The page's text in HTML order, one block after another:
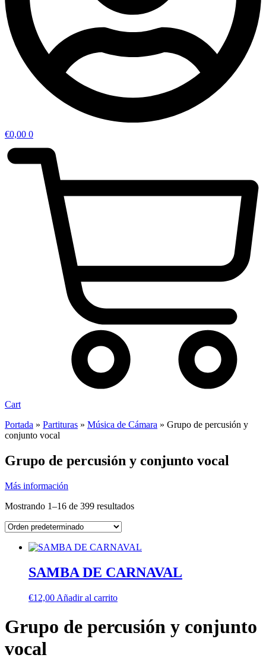
€0,00 0
Cart
Portada » Partituras » Música de Cámara » Grupo de percusión y
conjunto vocal
Grupo de percusión y conjunto vocal
Más información
Mostrando 1–16 de 399 resultados
SAMBA DE CARNAVAL
€12,00 Añadir al carrito
Grupo de percusión y conjunto
vocal